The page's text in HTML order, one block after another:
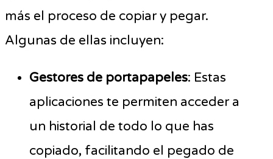
más el proceso de copiar y pegar.
Algunas de ellas incluyen:
Gestores de portapapeles: Estas
aplicaciones te permiten acceder a
un historial de todo lo que has
copiado, facilitando el pegado de